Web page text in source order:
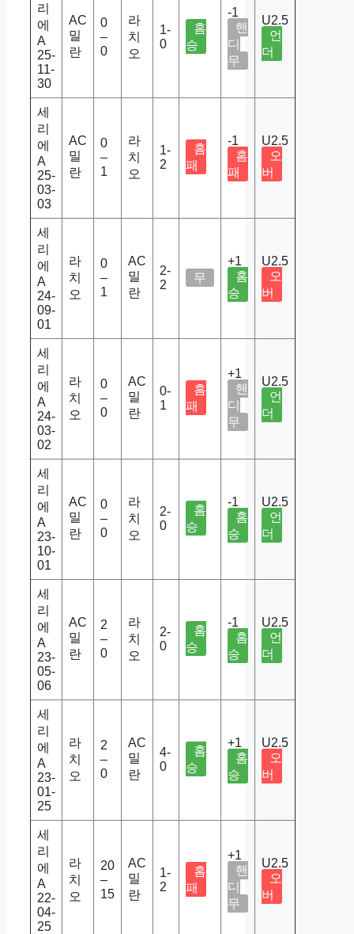
리
에
A
25-
11-
30
AC
밀
란
0
–
0
라
치
오
1-
0
홈
승
-1
핸
디
무
U2.5
언
더
세
리
에
A
25-
03-
03
AC
밀
란
0
–
1
라
치
오
1-
2
홈
패
-1
홈
패
U2.5
오
버
세
리
에
A
24-
09-
01
라
치
오
0
–
1
AC
밀
란
2-
2
무
+1
홈
승
U2.5
오
버
세
리
에
A
24-
03-
02
라
치
오
0
–
0
AC
밀
란
0-
1
홈
패
+1
핸
디
무
U2.5
언
더
세
리
에
A
23-
10-
01
AC
밀
란
0
–
0
라
치
오
2-
0
홈
승
-1
홈
승
U2.5
언
더
세
리
에
A
23-
05-
06
AC
밀
란
2
–
0
라
치
오
2-
0
홈
승
-1
홈
승
U2.5
언
더
세
리
에
A
23-
01-
25
라
치
오
2
–
0
AC
밀
란
4-
0
홈
승
+1
홈
승
U2.5
오
버
세
리
에
A
22-
04-
25
라
치
오
20
–
15
AC
밀
란
1-
2
홈
패
+1
핸
디
무
U2.5
오
버